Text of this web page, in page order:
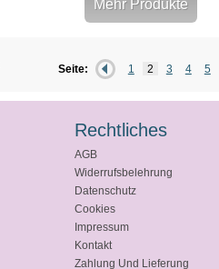
Mehr Produkte
Seite: 1 2 3 4 5
Rechtliches
AGB
Widerrufsbelehrung
Datenschutz
Cookies
Impressum
Kontakt
Zahlung Und Lieferung